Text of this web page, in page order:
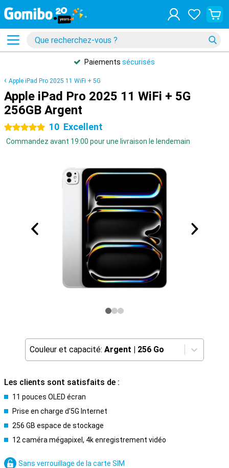
Paiements sécurisés
Apple iPad Pro 2025 11 WiFi + 5G
Apple iPad Pro 2025 11 WiFi + 5G
256GB Argent
5 étoiles 10 Excellent
Commandez avant 19:00 pour une livraison le lendemain
Couleur et capacité: Argent | 256 Go
Les clients sont satisfaits de :
11 pouces OLED écran
Prise en charge d'5G Internet
256 GB espace de stockage
12 caméra mégapixel, 4k enregistrement vidéo
Sans verrouillage de la carte SIM